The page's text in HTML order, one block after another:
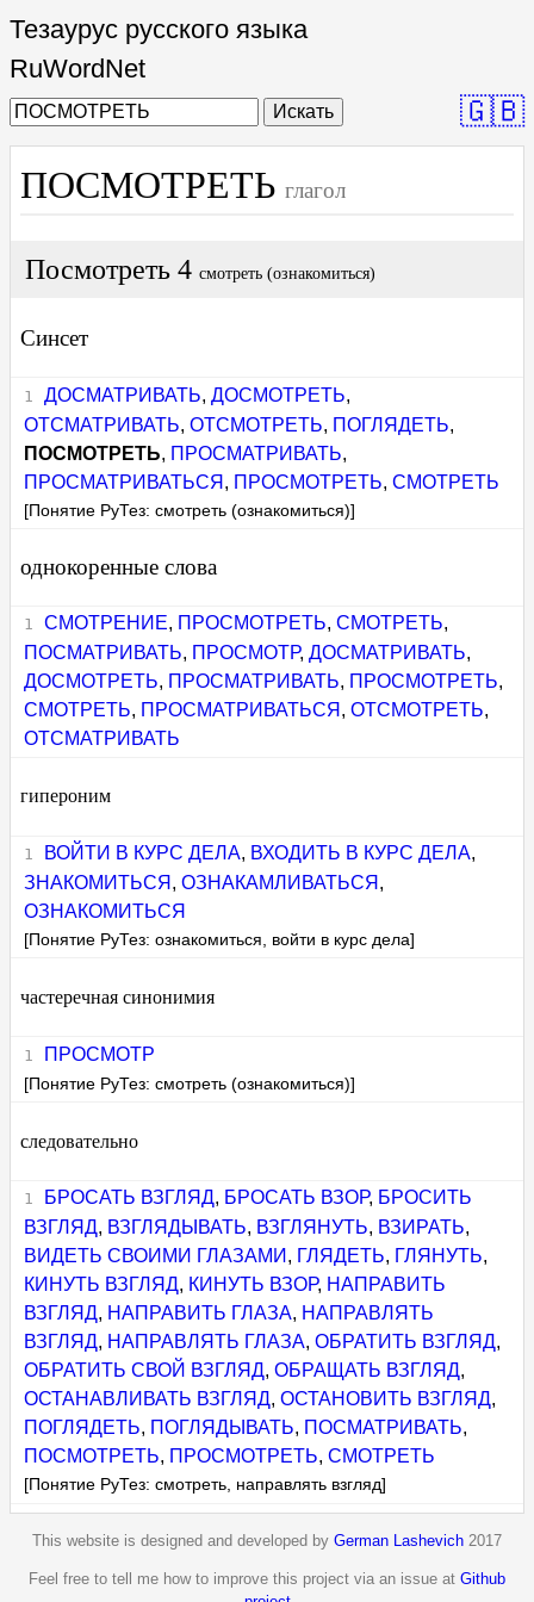
Тезаурус русского языка
RuWordNet
Искать 🇬🇧
ПОСМОТРЕТЬ глагол
Посмотреть 4 смотреть (ознакомиться)
Синсет
ДОСМАТРИВАТЬ, ДОСМОТРЕТЬ,
ОТСМАТРИВАТЬ,ОТСМОТРЕТЬ, ПОГЛЯДЕТЬ,
ПОСМОТРЕТЬ, ПРОСМАТРИВАТЬ,
ПРОСМАТРИВАТЬСЯ , ПРОСМОТРЕТЬ,СМОТРЕТЬ
[Понятие РуТез: смотреть (ознакомиться)]
однокоренные слова
СМОТРЕНИЕ, ПРОСМОТРЕТЬ, СМОТРЕТЬ,
ПОСМАТРИВАТЬ, ПРОСМОТР,ДОСМАТРИВАТЬ,
ДОСМОТРЕТЬ, ПРОСМАТРИВАТЬ, ПРОСМОТРЕТЬ,
СМОТРЕТЬ, ПРОСМАТРИВАТЬСЯ ,ОТСМОТРЕТЬ,
ОТСМАТРИВАТЬ
гипероним
ВОЙТИ В КУРС ДЕЛА, ВХОДИТЬ В КУРС ДЕЛА,
ЗНАКОМИТЬСЯ ,ОЗНАКАМЛИВАТЬСЯ ,
ОЗНАКОМИТЬСЯ
[Понятие РуТез: ознакомиться, войти в курс дела]
частеречная синонимия
ПРОСМОТР
[Понятие РуТез: смотреть (ознакомиться)]
следовательно
БРОСАТЬ ВЗГЛЯД, БРОСАТЬ ВЗОР, БРОСИТЬ
ВЗГЛЯД, ВЗГЛЯДЫВАТЬ, ВЗГЛЯНУТЬ, ВЗИРАТЬ,
ВИДЕТЬ СВОИМИ ГЛАЗАМИ , ГЛЯДЕТЬ, ГЛЯНУТЬ,
КИНУТЬ ВЗГЛЯД, КИНУТЬ ВЗОР, НАПРАВИТЬ
ВЗГЛЯД, НАПРАВИТЬ ГЛАЗА, НАПРАВЛЯТЬ
ВЗГЛЯД, НАПРАВЛЯТЬ ГЛАЗА,ОБРАТИТЬ ВЗГЛЯД,
ОБРАТИТЬ СВОЙ ВЗГЛЯД,ОБРАЩАТЬ ВЗГЛЯД,
ОСТАНАВЛИВАТЬ ВЗГЛЯД,ОСТАНОВИТЬ ВЗГЛЯД,
ПОГЛЯДЕТЬ, ПОГЛЯДЫВАТЬ, ПОСМАТРИВАТЬ,
ПОСМОТРЕТЬ, ПРОСМОТРЕТЬ,СМОТРЕТЬ
[Понятие РуТез: смотреть, направлять взгляд]
This website is designed and developed by German Lashevich 2017
Feel free to tell me how to improve this project via an issue at Github